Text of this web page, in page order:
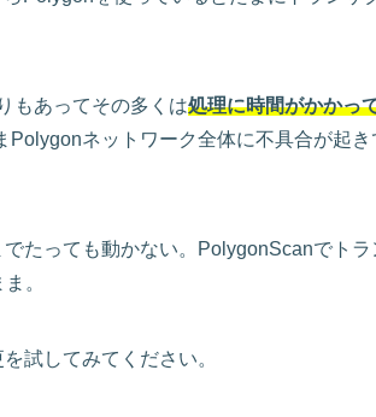
もあってその多くは処理に時間がかかっ
Polygonネットワーク全体に不具合が起き
たっても動かない。PolygonScanでトラ
。
試してみてください。